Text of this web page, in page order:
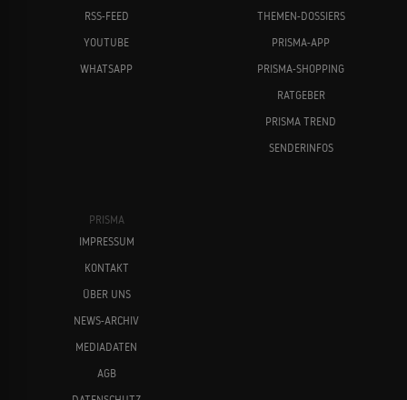
RSS-FEED
YOUTUBE
WHATSAPP
THEMEN-DOSSIERS
PRISMA-APP
PRISMA-SHOPPING
RATGEBER
PRISMA TREND
SENDERINFOS
PRISMA
IMPRESSUM
KONTAKT
ÜBER UNS
NEWS-ARCHIV
MEDIADATEN
AGB